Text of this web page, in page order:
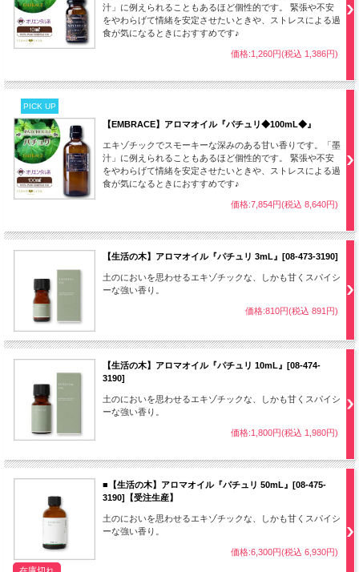
汁」に例えられることもあるほど個性的です。 緊張や不安
をやわらげて情緒を安定させたいときや、ストレスによる過
食が気になるときにおすすめです♪
価格:1,260円(税込 1,386円)
PICK UP
【EMBRACE】アロマオイル『パチュリ◆100mL◆』
エキゾチックでスモーキーな深みのある甘い香りです。「墨
汁」に例えられることもあるほど個性的です。 緊張や不安
をやわらげて情緒を安定させたいときや、ストレスによる過
食が気になるときにおすすめです♪
価格:7,854円(税込 8,640円)
【生活の木】アロマオイル『パチュリ 3mL』[08-473-3190]
土のにおいを思わせるエキゾチックな、しかも甘くスパイシ
ーな強い香り。
価格:810円(税込 891円)
【生活の木】アロマオイル『パチュリ 10mL』[08-474-
3190]
土のにおいを思わせるエキゾチックな、しかも甘くスパイシ
ーな強い香り。
価格:1,800円(税込 1,980円)
■【生活の木】アロマオイル『パチュリ 50mL』[08-475-
3190]【受注生産】
土のにおいを思わせるエキゾチックな、しかも甘くスパイシ
ーな強い香り。
価格:6,300円(税込 6,930円)